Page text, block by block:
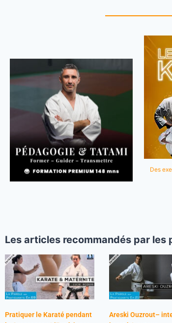
Des
Les articles recommandés par les
Pratiquer le Karaté pendant
Areski Ouzrout–